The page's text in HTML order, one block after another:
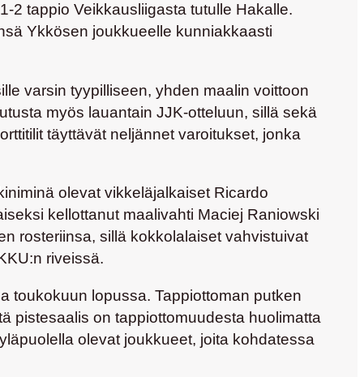
2 tappio Veikkausliigasta tutulle Hakalle.
Ykkösen joukkueelle kunniakkaasti
varsin tyypilliseen, yhden maalin voittoon
myös lauantain JJK-otteluun, sillä sekä
täyttävät neljännet varoitukset, jonka
olevat vikkeläjalkaiset Ricardo
kellottanut maalivahti Maciej Raniowski
rosteriinsa, sillä kokkolalaiset vahvistuivat
riveissä.
toukokuun lopussa. Tappiottoman putken
pistesaalis on tappiottomuudesta huolimatta
olevat joukkueet, joita kohdatessa